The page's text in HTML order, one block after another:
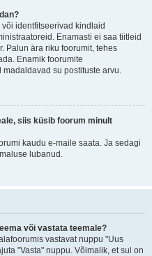
identfitseerivad kindlaid
Enamasti ei saa tiitleid
Palun ära riku foorumit, tehes
Enamik foorumite
su postituste arvu.
siis küsib foorum minult
kaudu e-maile saata. Ja sedagi
lubanud.
või vastata teemale?
vastavat nuppu "Uus
"Vasta" nuppu. Võimalik, et sul on